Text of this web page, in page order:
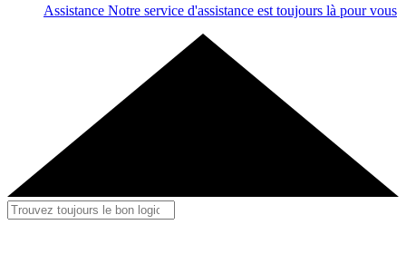
Assistance Notre service d'assistance est toujours là pour vous